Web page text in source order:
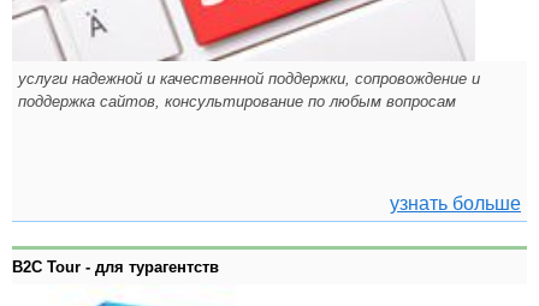
услуги надежной и качественной поддержки, сопровождение и
поддержка сайтов, консультирование по любым вопросам
узнать больше
B2C Tour - для турагентств